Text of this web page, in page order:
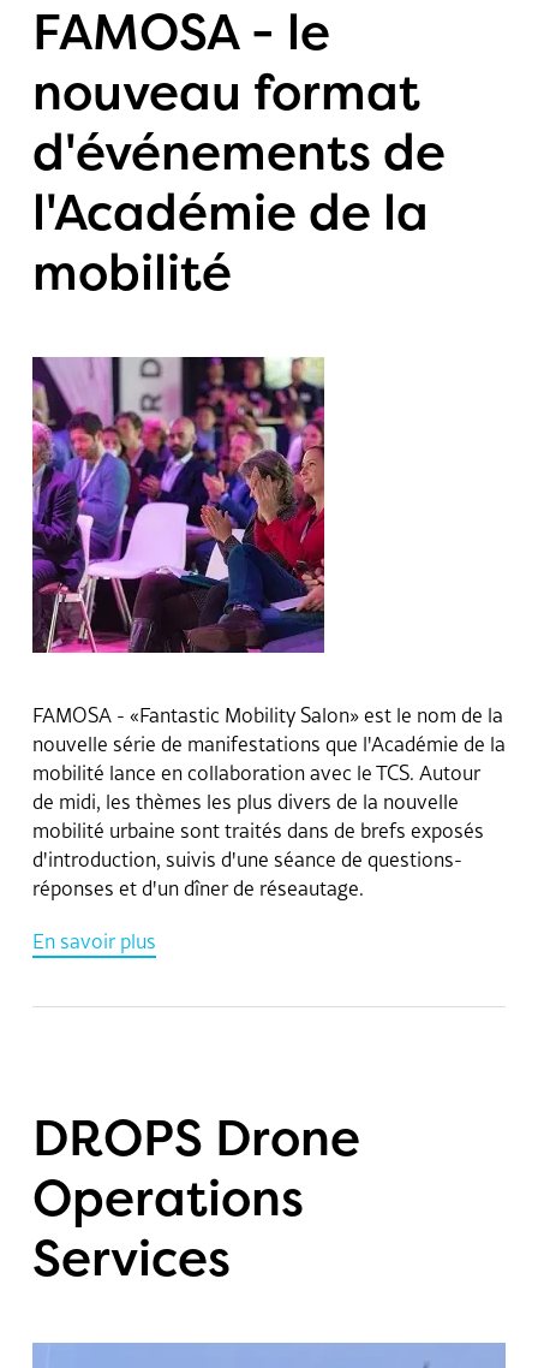
FAMOSA - le
nouveau format
d'événements de
l'Académie de la
mobilité
FAMOSA - «Fantastic Mobility Salon» est le nom de la
nouvelle série de manifestations que l'Académie de la
mobilité lance en collaboration avec le TCS. Autour
de midi, les thèmes les plus divers de la nouvelle
mobilité urbaine sont traités dans de brefs exposés
d'introduction, suivis d'une séance de questions-
réponses et d'un dîner de réseautage.
En savoir plus
DROPS Drone
Operations
Services